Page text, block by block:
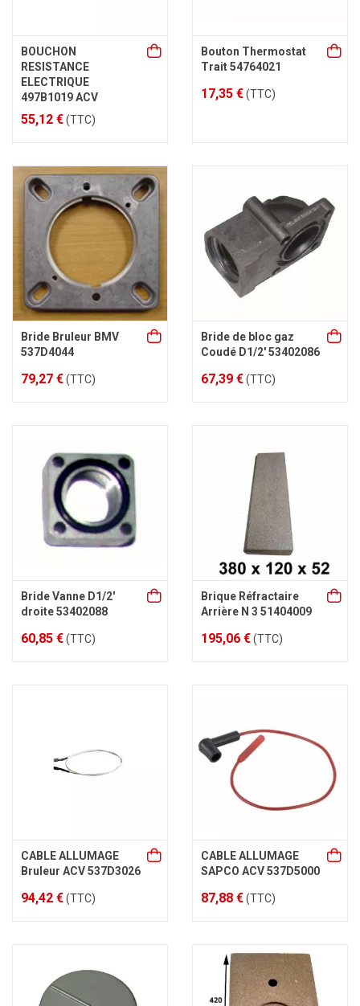
BOUCHON
RESISTANCE
ELECTRIQUE
497B1019 ACV
55,12 €(TTC)
Bouton Thermostat
Trait 54764021
17,35 €(TTC)
Bride Bruleur BMV
537D4044
79,27 €(TTC)
Bride de bloc gaz
Coudé D1/2' 53402086
67,39 €(TTC)
Bride Vanne D1/2'
droite 53402088
60,85 €(TTC)
Brique Réfractaire
Arrière N 3 51404009
195,06 €(TTC)
CABLE ALLUMAGE
Bruleur ACV 537D3026
94,42 €(TTC)
CABLE ALLUMAGE
SAPCO ACV 537D5000
87,88 €(TTC)